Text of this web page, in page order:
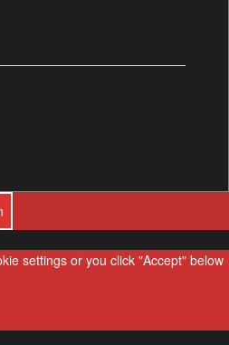
settings or you click "Accept" below